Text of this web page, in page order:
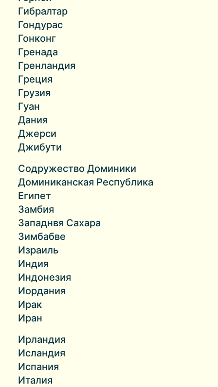
Гибралтар
Гондурас
Гонконг
Гренада
Гренландия
Греция
Грузия
Гуан
Дания
Джерси
Джибути
Содружество Доминики
Доминиканская Республика
Египет
Замбия
Западнвя Сахара
Зимбабве
Израиль
Индия
Индонезия
Иордания
Ирак
Иран
Ирландия
Исландия
Испания
Италия